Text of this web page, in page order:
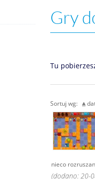
Gry
Tu
Sortuj wg:
nieco
(dodano: 20-